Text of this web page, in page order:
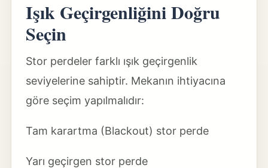
Işık Geçirgenliğini Doğru
Seçin
Stor perdeler farklı ışık geçirgenlik
seviyelerine sahiptir. Mekanın ihtiyacına
göre seçim yapılmalıdır:
Tam karartma (Blackout) stor perde
Yarı geçirgen stor perde